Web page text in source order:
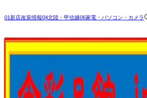
01新店改装情報04北陸・甲信越06家電・パソコン・カメラ